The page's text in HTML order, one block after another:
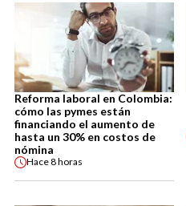
Reforma laboral en Colombia:
cómo las pymes están
financiando el aumento de
hasta un 30% en costos de
nómina
Hace8 horas